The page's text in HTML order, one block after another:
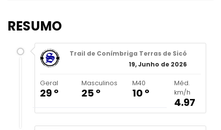
RESUMO
Trail de Conímbriga Terras de Sicó
19, Junho de 2026
Geral
29 º
Masculinos
25 º
M40
10 º
Méd.
km/h
4.97